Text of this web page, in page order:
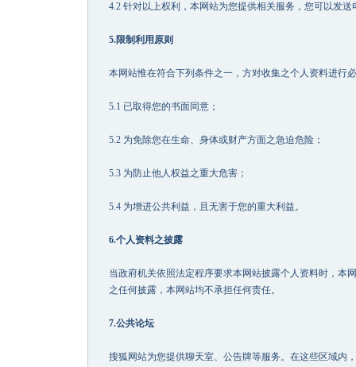
4.2 针对以上权利，本网站为您提供相关服务，您可以发送
5.限制利用原则
本网站惟在符合下列条件之一，方对收集之个人资料进行
5.1 已取得您的书面同意；
5.2 为免除您在生命、身体或财产方面之急迫危险；
5.3 为防止他人权益之重大危害；
5.4 为增进公共利益，且无害于您的重大利益。
6.个人资料之披露
当政府机关依照法定程序要求本网站披露个人资料时，本
之任何披露，本网站均不承担任何责任。
7.公共论坛
搜狐网站为您提供聊天室、公告牌等服务。在这些区域内